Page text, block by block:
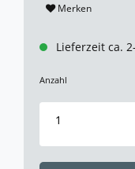
Merken
Lieferzeit ca.
Anzahl